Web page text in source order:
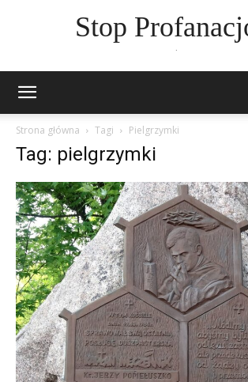
Stop
Strona główna Tagi Pielgrzymki
Tag: pielgrzymki